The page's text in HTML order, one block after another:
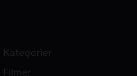
Kategorier
Filmer